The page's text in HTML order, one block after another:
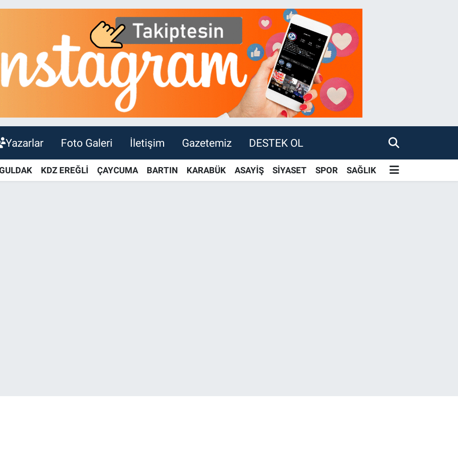
Yazarlar Foto Galeri İletişim Gazetemiz DESTEK OL
KDZ EREĞLİ ÇAYCUMA BARTIN KARABÜK ASAYİŞ SİYASET SPOR SAĞLIK